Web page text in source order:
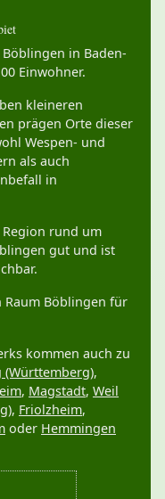
in Baden-
Einwohner.
kleineren
prägen Orte dieser
Wespen- und
als auch
in
rund um
gut und ist
Raum Böblingen für
kommen auch zu
(Württemberg),
, Magstadt, Weil
, Friolzheim,
oder Hemmingen